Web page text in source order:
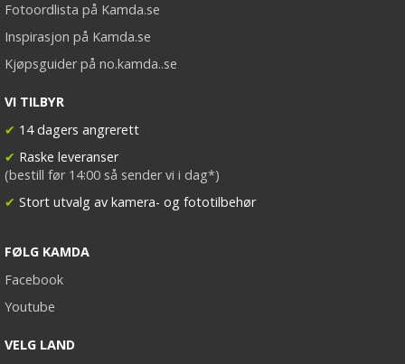
Fotoordlista på Kamda.se
Inspirasjon på Kamda.se
Kjøpsguider på no.kamda..se
VI TILBYR
✔ 14 dagers angrerett
✔ Raske leveranser
(bestill før 14:00 så sender vi i dag*)
✔ Stort utvalg av kamera- og fototilbehør
FØLG KAMDA
Facebook
Youtube
VELG LAND